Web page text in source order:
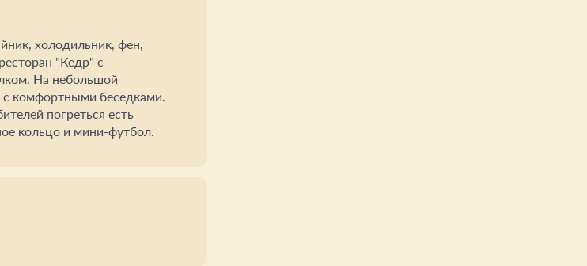
холодильник, фен,
"Кедр" с
На небольшой
с комфортными беседками.
погреться есть
кольцо и мини-футбол.